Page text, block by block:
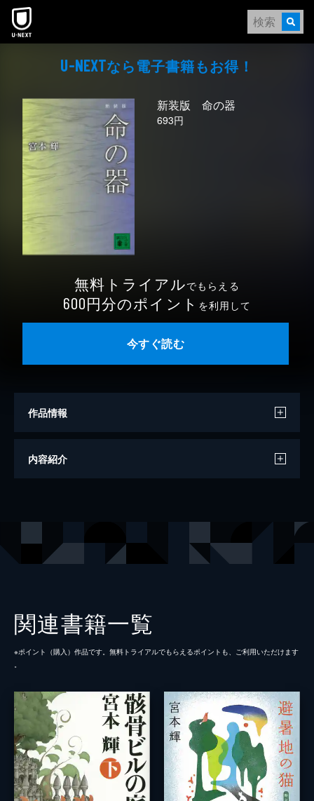
本文へスキップ
U-NEXTなら電⼦書籍もお得！
新装版 命の器
693円
無料トライアルでもらえる
600円分のポイント を利用して
今すぐ読む
作品情報
著者
内容紹介
関連書籍一覧
※ポイント（購⼊）作品です。無料トライアルでもらえるポイントも、ご利⽤いただけます